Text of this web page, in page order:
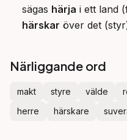
sägas härja i ett land
härskar över det
Närliggande ord
makt styre välde
herre
härskare